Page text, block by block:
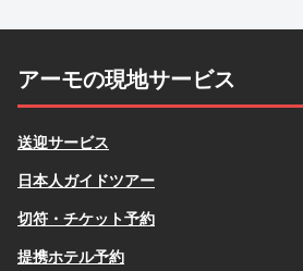
アーモの現地サービス
送迎サービス
日本人ガイドツアー
切符・チケット予約
提携ホテル予約